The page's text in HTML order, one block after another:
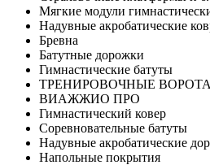
Мягкие модули
Надувные акробатические
Бревна
Батутные дорожки
Гимнастические батуты
ТРЕНИРОВОЧНЫЕ ВОРОТА
ВИАЖЖИО ПРО
Гимнастический ковер
Соревновательные батуты
Надувные акробатические
Напольные покрытия